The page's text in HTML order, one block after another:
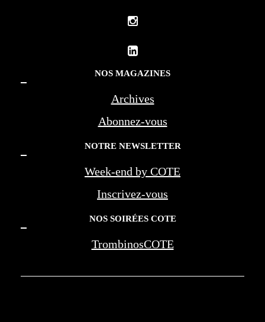
NOS MAGAZINES
Archives
Abonnez-vous
NOTRE NEWSLETTER
Week-end by COTE
Inscrivez-vous
NOS SOIRÉES COTE
TrombinosCOTE